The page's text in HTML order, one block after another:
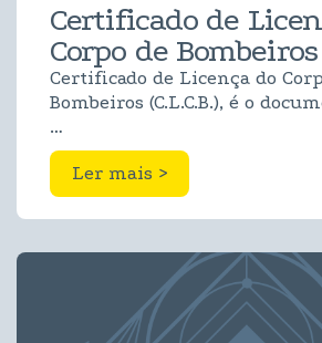
Certificado de
Corpo de Bombeiros
Certificado de Licença do
Bombeiros (C.L.C.B.), é o
…
Ler mais >